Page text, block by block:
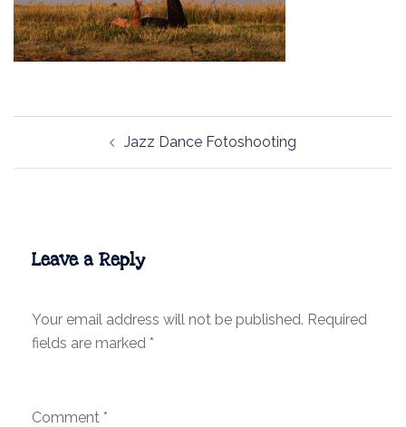
navigation Jazz Dance Fotoshooting
Leave a Reply
Your email address will not be published. Required
fields are marked *
Comment *